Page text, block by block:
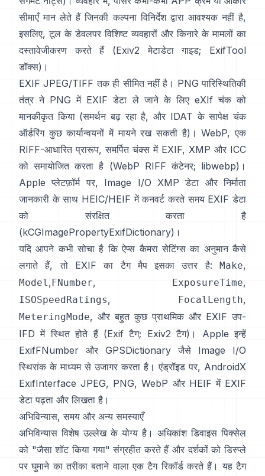
सीमाएँ मान लेते हैं जिनकी कल्पना विनिर्देश द्वारा आवश्यक नहीं है,
इसलिए, टूल के डेवलपर विशिष्ट व्यवहारों और किनारे के मामलों का
दस्तावेजीकरण करते हैं (Exiv2 मेटाडेटा गाइड; ExifTool
डॉक्स)।
EXIF JPEG/TIFF तक ही सीमित नहीं है। PNG पारिस्थितिकी
तंत्र ने PNG में EXIF डेटा ले जाने के लिए eXIf चंकको
मानकीकृत किया (समर्थन बढ़ रहा है, और IDAT के सापेक्ष चंक
ऑर्डरिंग कुछ कार्यान्वयनों में मायने रख सकती है)। WebP, एक
RIFF-आधारित प्रारूप, समर्पित चंक्स में EXIF, XMP और ICC
को समायोजित करता है (WebP RIFF कंटेनर; libwebp)।
Apple प्लेटफ़ॉर्म पर, Image I/O XMP डेटा और निर्माता
जानकारी के साथ HEIC/HEIF में कनवर्ट करते समय EXIF डेटा
को संरक्षित करता है
(kCGImagePropertyExifDictionary)।
यदि आपने कभी सोचा है कि ऐप्स कैमरा सेटिंग्स का अनुमान कैसे
लगाते हैं, तो EXIF का टैग मैप इसका उत्तर है: Make,
Model,FNumber, ExposureTime,
ISOSpeedRatings, FocalLength,
MeteringMode, और बहुत कुछ प्राथमिक और EXIF उप-
IFD में स्थित होते हैं (Exif टैग; Exiv2 टैग)। Apple इन्हें
ExifFNumber और GPSDictionary जैसे Image I/O
स्थिरांक के माध्यम से उजागर करता है। एंड्रॉइड पर, AndroidX
ExifInterface JPEG, PNG, WebP और HEIF में EXIF
डेटा पढ़ता और लिखता है।
अभिविन्यास, समय और अन्य समस्याएँ
अभिविन्यास विशेष उल्लेख के योग्य है। अधिकांश डिवाइस पिक्सेल
को "जैसा शॉट किया गया" संग्रहीत करते हैं और दर्शकों को डिस्प्ले
पर घुमाने का तरीका बताने वाला एक टैग रिकॉर्ड करते हैं। यह टैग